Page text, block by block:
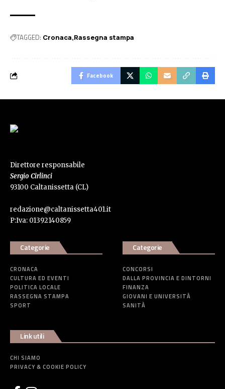
TAGGED: Cronaca Rassegna stampa
Facebook
Direttore responsabile
Sergio Cirlinci
93100 Caltanissetta (CL)
redazione@caltanissetta401.it
P:Iva: 01392140859
Categorie
CRONACA
CULTURA ED EVENTI
POLITICA LOCALE
RASSEGNA STAMPA
SPORT
Categorie
CONCORSI
DALLA PROVINCIA E DINTORNI
FINANZA
GIOVANI E UNIVERSITÀ
SANITÀ
Link utili
CHI SIAMO
PRIVACY & COOKIE POLICY